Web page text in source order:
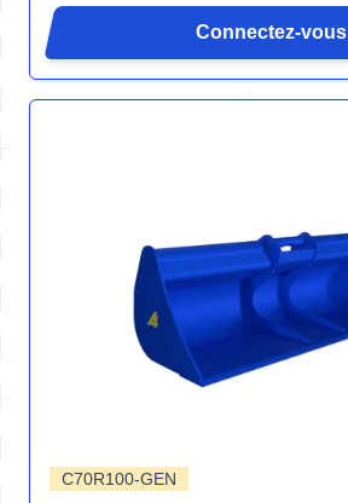
Connectez-vous
C70R100-GEN